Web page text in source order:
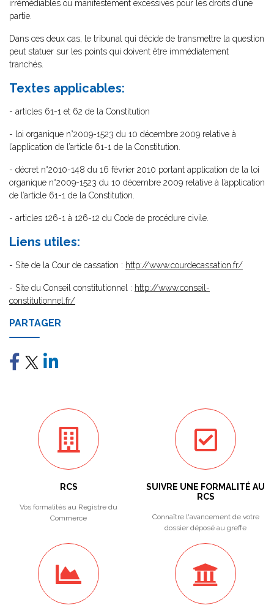
irrémédiables ou manifestement excessives pour les droits d’une
partie.
Dans ces deux cas, le tribunal qui décide de transmettre la question
peut statuer sur les points qui doivent être immédiatement
tranchés.
Textes applicables:
- articles 61-1 et 62 de la Constitution
- loi organique n°2009-1523 du 10 décembre 2009 relative à
l’application de l’article 61-1 de la Constitution.
- décret n°2010-148 du 16 février 2010 portant application de la loi
organique n°2009-1523 du 10 décembre 2009 relative à l’application
de l’article 61-1 de la Constitution.
- articles 126-1 à 126-12 du Code de procédure civile.
Liens utiles:
- Site de la Cour de cassation : http://www.courdecassation.fr/
- Site du Conseil constitutionnel : http://www.conseil-
constitutionnel.fr/
PARTAGER
RCS
Vos formalités au Registre du
Commerce
SUIVRE UNE FORMALITÉ AU
RCS
Connaître l'avancement de votre
dossier déposé au greffe